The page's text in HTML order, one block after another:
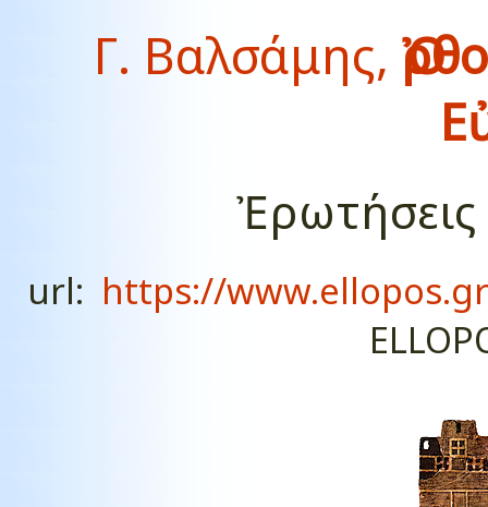
Γ. Βαλσάμης,
Ἐρωτήσεις
url: https://